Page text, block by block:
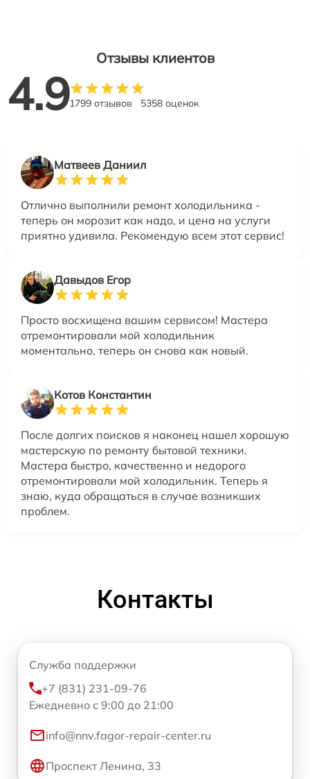
Отзывы клиентов
4.91799 отзывов 5358 оценок
Матвеев Даниил
Отлично выполнили ремонт холодильника -
теперь он морозит как надо, и цена на услуги
приятно удивила. Рекомендую всем этот сервис!
Давыдов Егор
Просто восхищена вашим сервисом! Мастера
отремонтировали мой холодильник
моментально, теперь он снова как новый.
Котов Константин
После долгих поисков я наконец нашел хорошую
мастерскую по ремонту бытовой техники.
Мастера быстро, качественно и недорого
отремонтировали мой холодильник. Теперь я
знаю, куда обращаться в случае возникших
проблем.
Контакты
Служба поддержки
+7 (831) 231-09-76
Ежедневно с 9:00 до 21:00
info@nnv.fagor-repair-center.ru
Проспект Ленина, 33